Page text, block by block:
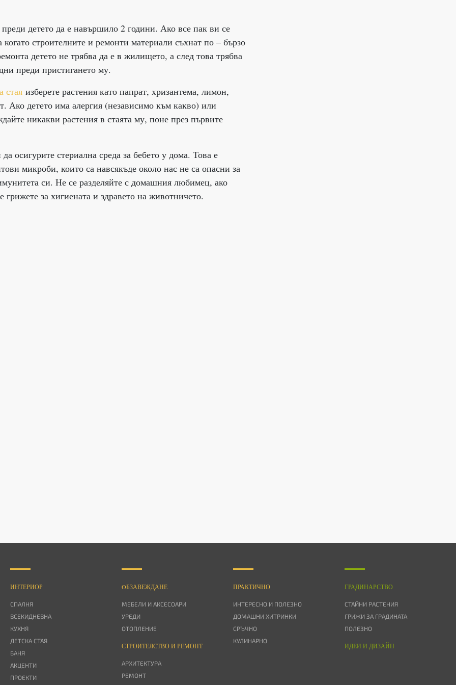
детето да е навършило 2 години. Ако все пак ви се
когато строителните и ремонти материали съхнат по – бързо
детето не трябва да е в жилището, а след това трябва
преди пристигането му.
стаяизберете растения като папрат, хризантема, лимон,
Ако детето има алергия (независимо към какво) или
никакви растения в стаята му, поне през първите
осигурите стериална среда за бебето у дома. Това е
микроби, които са навсякъде около нас не са опасни за
си. Не се разделяйте с домашния любимец, ако
за хигиената и здравето на животничето.
ИНТЕРИОР
СПАЛНЯ
ВСЕКИДНЕВНА
КУХНЯ
ДЕТСКА СТАЯ
БАНЯ
АКЦЕНТИ
ПРОЕКТИ
OБЗАВЕЖДАНЕ
МЕБЕЛИ И АКСЕСОАРИ
УРЕДИ
ОТОПЛЕНИЕ
СТРОИТЕЛСТВО И РЕМОНТ
АРХИТЕКТУРА
РЕМОНТ
ПРАКТИЧНО
ИНТЕРЕСНО И ПОЛЕЗНО
ДОМАШНИ ХИТРИНКИ
СРЪЧНО
КУЛИНАРНО
ГРАДИНАРСТВО
СТАЙНИ РАСТЕНИЯ
ГРИЖИ ЗА ГРАДИНАТА
ПОЛЕЗНО
ИДЕИ И ДИЗАЙН